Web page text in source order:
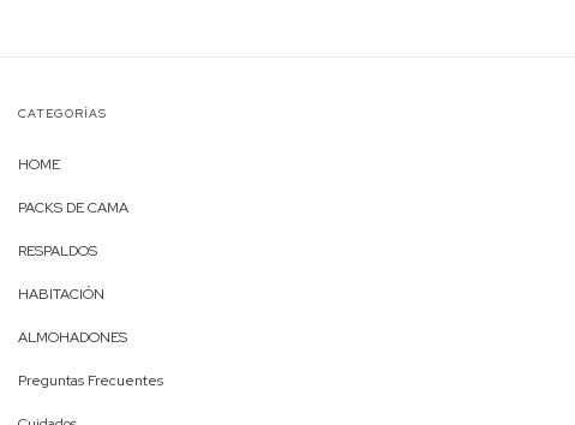
CATEGORÍAS
HOME
PACKS DE CAMA
RESPALDOS
HABITACIÓN
ALMOHADONES
Preguntas Frecuentes